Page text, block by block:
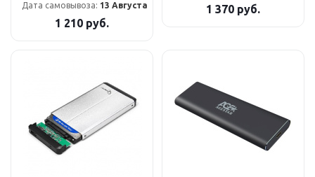
Дата самовывоза: 13 Августа
1 210 руб.
1 370 руб.